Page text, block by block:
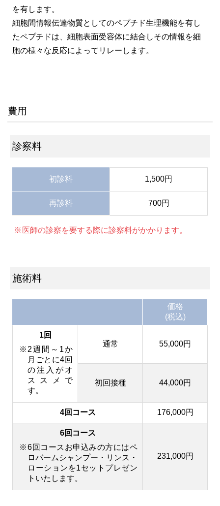
を有します。
細胞間情報伝達物質としてのペプチド生理機能を有し
たペプチドは、細胞表面受容体に結合しその情報を細
胞の様々な反応によってリレーします。
費用
診察料
初診料 1,500円
再診料 700円
医師の診察を要する際に診察料がかかります。
施術料
価格
(税込)
1回
2週間～1か
月ごとに4回
の注入がオ
ススメで
す。
通常 55,000円
初回接種 44,000円
4回コース 176,000円
6回コース
6回コースお申込みの方にはペ
ロバームシャンプー・リンス・
ローションを1セット プレゼン
トいたします。
231,000円